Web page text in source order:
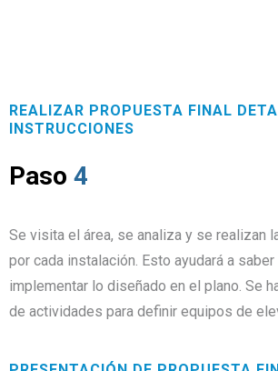
REALIZAR PROPUESTA FINAL
INSTRUCCIONES
Paso 4
Se visita el área, se analiza y se realizan
por cada instalación. Esto ayudará a
implementar lo diseñado en el plano. Se
de actividades para definir equipos de